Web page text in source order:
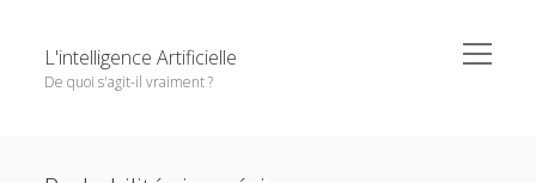
L'intelligence Artificielle
De quoi s'agit-il vraiment ?
o
p